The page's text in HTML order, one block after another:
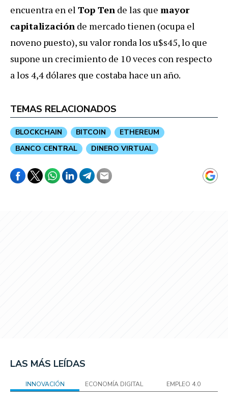
encuentra en el Top Ten de las que mayor
capitalización de mercado tienen (ocupa el
noveno puesto), su valor ronda los u$s45, lo que
supone un crecimiento de 10 veces con respecto
a los 4,4 dólares que costaba hace un año.
TEMAS RELACIONADOS
BLOCKCHAIN BITCOIN
ETHEREUM
BANCO CENTRAL
DINERO VIRTUAL
LAS MÁS LEÍDAS
INNOVACIÓN ECONOMÍA DIGITAL EMPLEO 4.0